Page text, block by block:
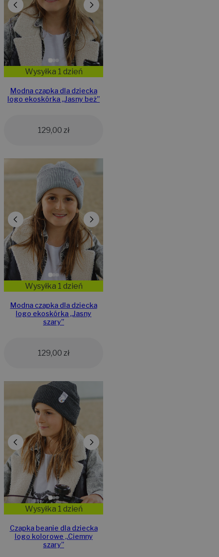
Wysyłka 1 dzień
Modna czapka dla dziecka
logo ekoskórka „Jasny beż”
129,00 zł
Wysyłka 1 dzień
Modna czapka dla dziecka
logo ekoskórka „Jasny
szary”
129,00 zł
Wysyłka 1 dzień
Czapka beanie dla dziecka
logo kolorowe „Ciemny
szary”